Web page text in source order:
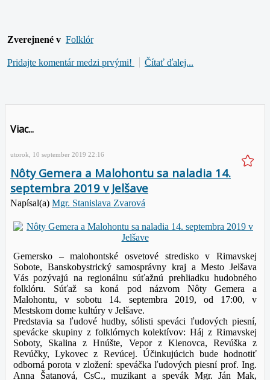
Zverejnené v Folklór
Pridajte komentár medzi prvými! Čítať ďalej...
Viac...
utorok, 10 september 2019 22:16
Nôty Gemera a Malohontu sa naladia 14.
septembra 2019 v Jelšave
Napísal(a) Mgr. Stanislava Zvarová
Gemersko – malohontské osvetové stredisko v Rimavskej
Sobote, Banskobystrický samosprávny kraj a Mesto Jelšava
Vás pozývajú na regionálnu súťažnú prehliadku hudobného
folklóru. Súťaž sa koná pod názvom Nôty Gemera a
Malohontu, v sobotu 14. septembra 2019, od 17:00, v
Mestskom dome kultúry v Jelšave.
Predstavia sa ľudové hudby, sólisti speváci ľudových piesní,
spevácke skupiny z folklórnych kolektívov: Háj z Rimavskej
Soboty, Skalina z Hnúšte, Vepor z Klenovca, Revúška z
Revúčky, Lykovec z Revúcej. Účinkujúcich bude hodnotiť
odborná porota v zložení: speváčka ľudových piesní prof. Ing.
Anna Šatanová, CsC., muzikant a spevák Mgr. Ján Mak,